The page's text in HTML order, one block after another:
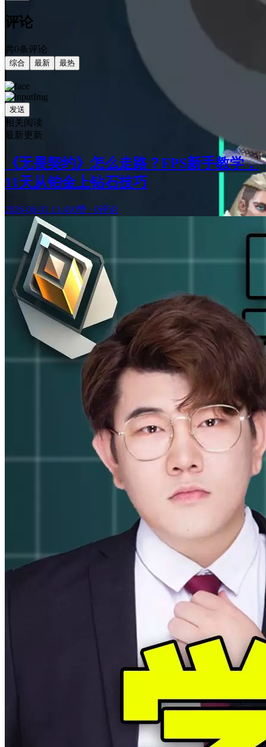
评论
共0条评论
综合 最新 最热
发送
相关阅读
最新更新
《无畏契约》怎么走路？FPS新手教学，
11天从铂金上钻石技巧
2026-06-01 11:410赞 · 0评论